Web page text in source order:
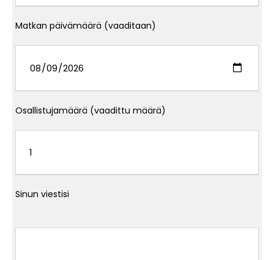
Matkan päivämäärä (vaaditaan)
Osallistujamäärä (vaadittu määrä)
Sinun viestisi